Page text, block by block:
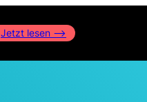
Jetzt lesen –>